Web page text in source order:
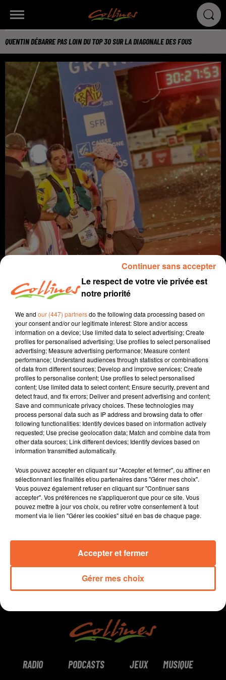
QUENTIN DÉBARRE PAS LOIN DU TOP 30 SUR LA DIAGONALE DES FOUS
info
25 octobre 2021 - 9 min 18 sec
QUENTIN DÉBARRE PAS LOIN DU TOP 30 SUR LA DIAGONALE
DES FOUS
Fabien Gazeau
L'info près de chez vous
Quentin Débarre, agriculteur à St Aubin de Baubigné a
terminé 32e de la mythique course disputée sur l'Ile de
denivelé bouclée en 30h25. Entretien complet avec
Vincent Nori
0:00
RADIO PODCASTS JEUX MUSIQUE
Le respect de votre vie privée est
notre priorité
We and our (447) partnersdo the following data processing based on
your consent and/or our legitimate interest: Store and/or access
information on a device; Use limited data to select advertising; Create
profiles for personalised advertising; Use profiles to select personalised
advertising; Measure advertising performance; Measure content
performance; Understand audiences through statistics or combinations
of data from different sources; Develop and improve services; Create
profiles to personalise content; Use profiles to select personalised
content; Use limited data to select content; Ensure security, prevent and
detect fraud, and fix errors; Deliver and present advertising and content;
Save and communicate privacy choices. These technologies may
process personal data such as IP address and browsing data to offer
following functionalities: Identify devices based on information actively
requested; Use precise geolocation data; Match and combine data from
other data sources; Link different devices; Identify devices based on
information transmitted automatically.
Vous pouvez accepter en cliquant sur "Accepter et fermer", ou affiner en
sélectionnant les finalités et/ou partenaires dans "Gérer mes choix".
Vous pouvez également refuser en cliquant sur "Continuer sans
accepter". Vos préférences ne s'appliqueront que pour ce site. Vous
pouvez mettre à jour vos choix, ou retirer votre consentement à tout
moment via le lien "Gérer les cookies" situé en bas de chaque page.
Gérer mes choix
Accepter et fermer
Continuer sans accepter